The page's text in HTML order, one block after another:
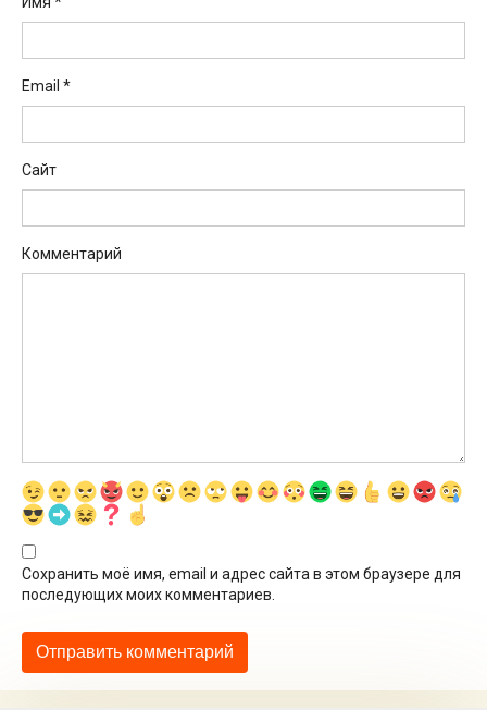
Email *
Сайт
Комментарий
Сохранить моё имя, email и адрес сайта в этом браузере для
последующих моих комментариев.